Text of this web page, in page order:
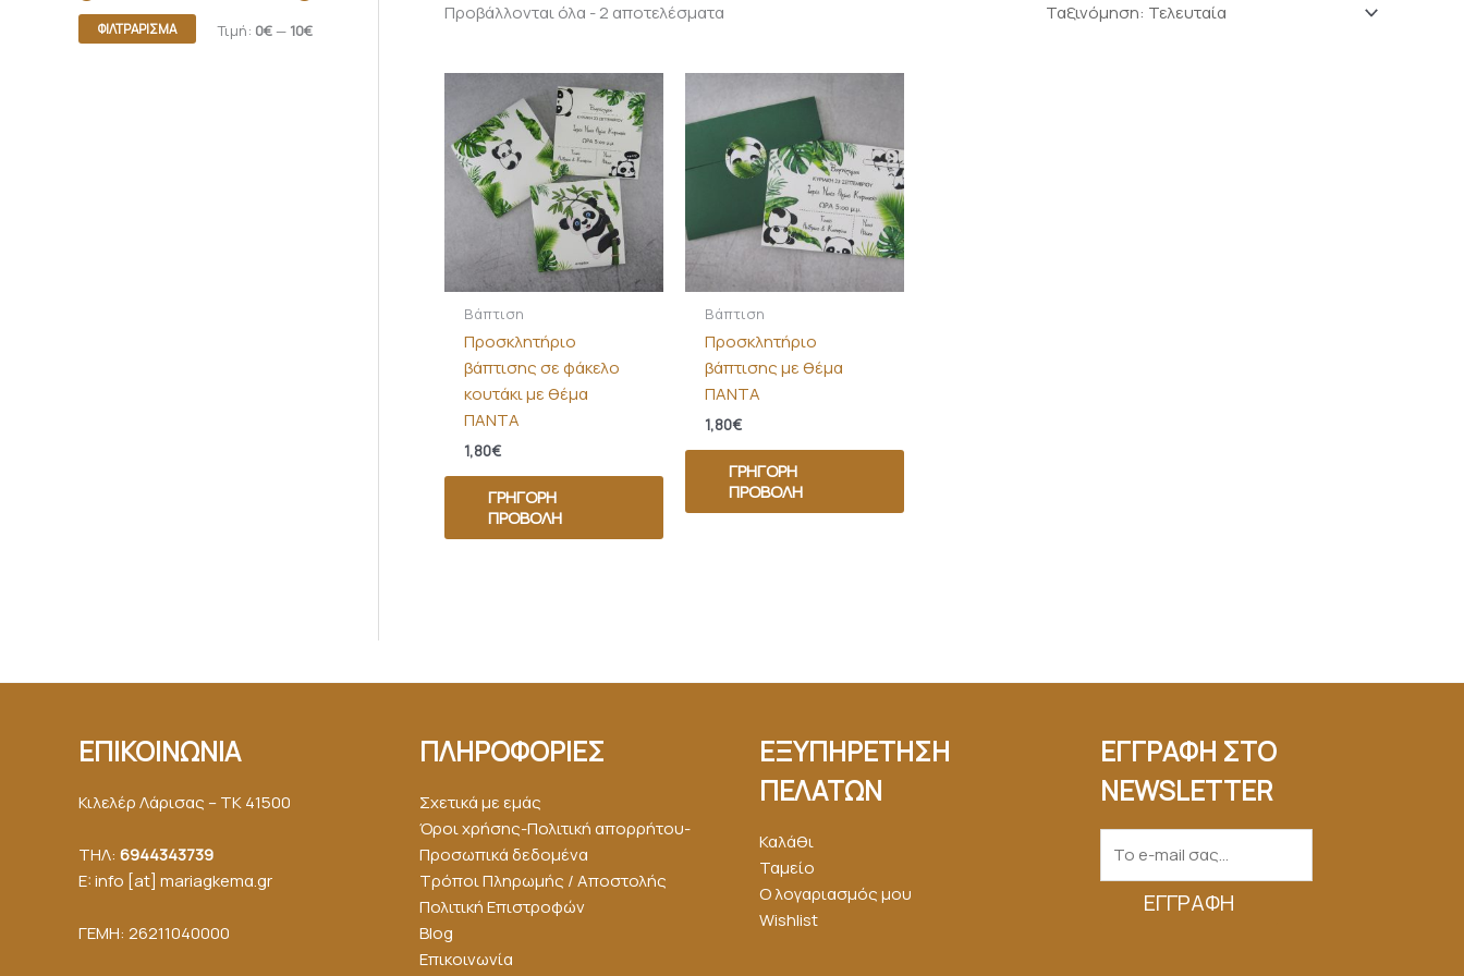
ΦΙΛΤΡΆΡΙΣΜΑ Τιμή: 0€— 10€
Προβάλλονται όλα - 2 αποτελέσματα
Βάπτιση
Προσκλητήριο
βάπτισης σε φάκελο
κουτάκι με θέμα
ΠΑΝΤΑ
1,80€
ΓΡΉΓΟΡΗ
ΠΡΟΒΟΛΉ
Βάπτιση
Προσκλητήριο
βάπτισης με θέμα
ΠΑΝΤΑ
1,80€
ΓΡΉΓΟΡΗ
ΠΡΟΒΟΛΉ
ΕΠΙΚΟΙΝΩΝΙΑ
Κιλελέρ Λάρισας – ΤΚ 41500
ΤΗΛ: 6944343739
E: info [at] mariagkemα.gr
ΓΕΜΗ: 26211040000
ΠΛΗΡΟΦΟΡΙΕΣ
Σχετικά με εμάς
Όροι χρήσης-Πολιτική απορρήτου-
Προσωπικά δεδομένα
Τρόποι Πληρωμής / Αποστολής
Πολιτική Επιστροφών
Blog
Επικοινωνία
ΕΞΥΠΗΡΕΤΗΣΗ
ΠΕΛΑΤΩΝ
Καλάθι
Ταμείο
Ο λογαριασμός μου
Wishlist
ΕΓΓΡΑΦΗ ΣΤΟ
NEWSLETTER
ΕΓΓΡΑΦΉ